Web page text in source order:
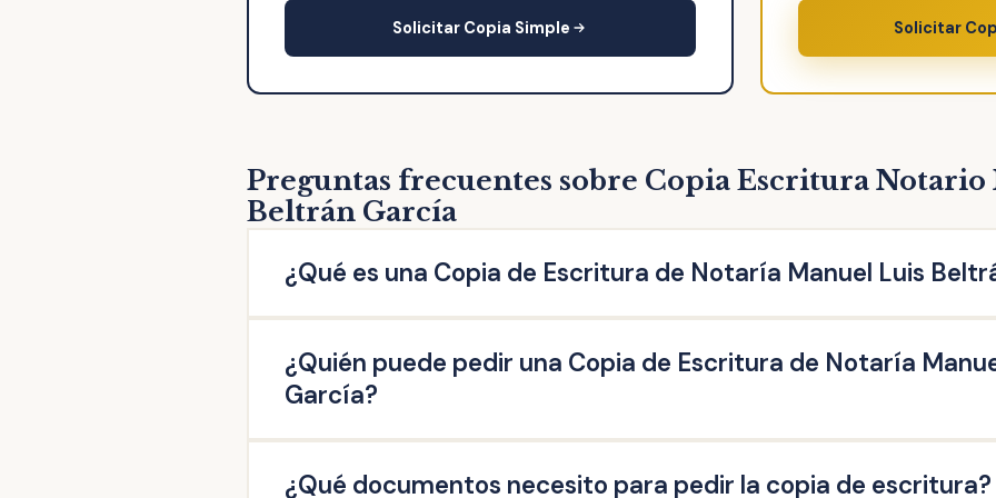
Solicitar Copia Simple Solicitar
Preguntas frecuentes sobre Copia Escritura
Beltrán García
¿Qué es una Copia de Escritura de Notaría Manuel Luis
escritura original otorgada ante el Notario. Puedes solicitar la copia de escritura de
firmado en esta Notaría: escritura de compraventa, de hipoteca, testamento,
¿Quién puede pedir una Copia de Escritura de Notaría
García?
misma, así como aquellas que acrediten un interés legítimo (ej: herederos del
¿Qué documentos necesito para pedir la copia de escritura?